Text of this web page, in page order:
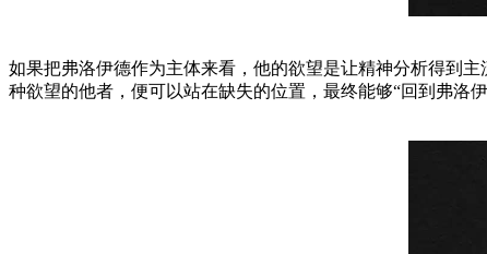
如果把弗洛伊德作为主体来看，他的欲望是让精神分析得到
种欲望的他者，便可以站在缺失的位置，最终能够“回到弗洛